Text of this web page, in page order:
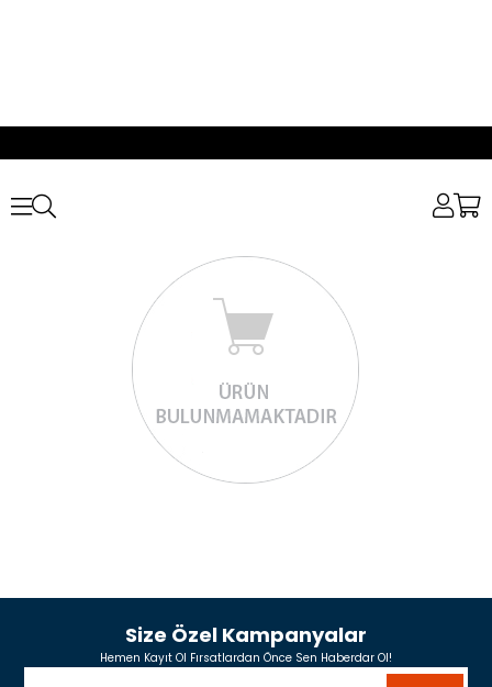
Size Özel Kampanyalar
Hemen Kayıt Ol Fırsatlardan Önce Sen Haberdar Ol!